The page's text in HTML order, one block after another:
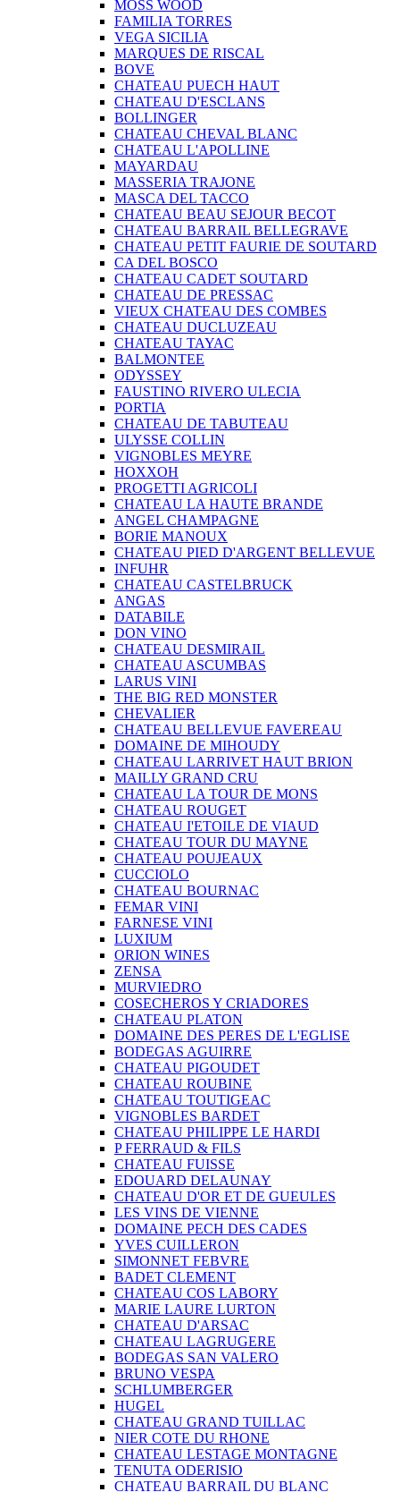
MOSS WOOD
FAMILIA TORRES
VEGA SICILIA
MARQUES DE RISCAL
BOVE
CHATEAU PUECH HAUT
CHATEAU D'ESCLANS
BOLLINGER
CHATEAU CHEVAL BLANC
CHATEAU L'APOLLINE
MAYARDAU
MASSERIA TRAJONE
MASCA DEL TACCO
CHATEAU BEAU SEJOUR BECOT
CHATEAU BARRAIL BELLEGRAVE
CHATEAU PETIT FAURIE DE SOUTARD
CA DEL BOSCO
CHATEAU CADET SOUTARD
CHATEAU DE PRESSAC
VIEUX CHATEAU DES COMBES
CHATEAU DUCLUZEAU
CHATEAU TAYAC
BALMONTEE
ODYSSEY
FAUSTINO RIVERO ULECIA
PORTIA
CHATEAU DE TABUTEAU
ULYSSE COLLIN
VIGNOBLES MEYRE
HOXXOH
PROGETTI AGRICOLI
CHATEAU LA HAUTE BRANDE
ANGEL CHAMPAGNE
BORIE MANOUX
CHATEAU PIED D'ARGENT BELLEVUE
INFUHR
CHATEAU CASTELBRUCK
ANGAS
DATABILE
DON VINO
CHATEAU DESMIRAIL
CHATEAU ASCUMBAS
LARUS VINI
THE BIG RED MONSTER
CHEVALIER
CHATEAU BELLEVUE FAVEREAU
DOMAINE DE MIHOUDY
CHATEAU LARRIVET HAUT BRION
MAILLY GRAND CRU
CHATEAU LA TOUR DE MONS
CHATEAU ROUGET
CHATEAU I'ETOILE DE VIAUD
CHATEAU TOUR DU MAYNE
CHATEAU POUJEAUX
CUCCIOLO
CHATEAU BOURNAC
FEMAR VINI
FARNESE VINI
LUXIUM
ORION WINES
ZENSA
MURVIEDRO
COSECHEROS Y CRIADORES
CHATEAU PLATON
DOMAINE DES PERES DE L'EGLISE
BODEGAS AGUIRRE
CHATEAU PIGOUDET
CHATEAU ROUBINE
CHATEAU TOUTIGEAC
VIGNOBLES BARDET
CHATEAU PHILIPPE LE HARDI
P FERRAUD & FILS
CHATEAU FUISSE
EDOUARD DELAUNAY
CHATEAU D'OR ET DE GUEULES
LES VINS DE VIENNE
DOMAINE PECH DES CADES
YVES CUILLERON
SIMONNET FEBVRE
BADET CLEMENT
CHATEAU COS LABORY
MARIE LAURE LURTON
CHATEAU D'ARSAC
CHATEAU LAGRUGERE
BODEGAS SAN VALERO
BRUNO VESPA
SCHLUMBERGER
HUGEL
CHATEAU GRAND TUILLAC
NIER COTE DU RHONE
CHATEAU LESTAGE MONTAGNE
TENUTA ODERISIO
CHATEAU BARRAIL DU BLANC